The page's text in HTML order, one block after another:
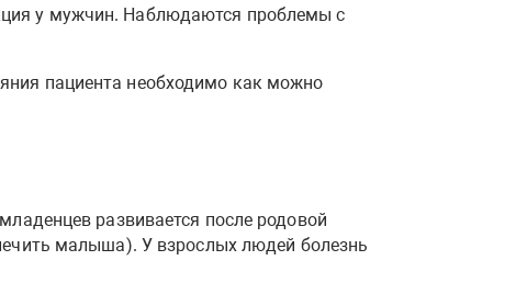
у мужчин. Наблюдаются проблемы с
пациента необходимо как можно
развивается после родовой
малыша). У взрослых людей болезнь